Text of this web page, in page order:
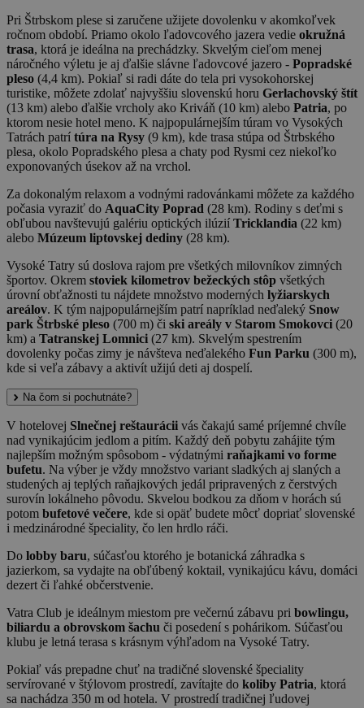
Pri Štrbskom plese si zaručene užijete dovolenku v akomkoľvek
ročnom období. Priamo okolo ľadovcového jazera vedie okružná
trasa, ktorá je ideálna na prechádzky. Skvelým cieľom menej
náročného výletu je aj ďalšie slávne ľadovcové jazero - Popradské
pleso (4,4 km). Pokiaľ si radi dáte do tela pri vysokohorskej
turistike, môžete zdolať najvyššiu slovenskú horu Gerlachovský štít
(13 km) alebo ďalšie vrcholy ako Kriváň (10 km) alebo Patria, po
ktorom nesie hotel meno. K najpopulárnejším túram vo Vysokých
Tatrách patrí túra na Rysy (9 km), kde trasa stúpa od Štrbského
plesa, okolo Popradského plesa a chaty pod Rysmi cez niekoľko
exponovaných úsekov až na vrchol.
Za dokonalým relaxom a vodnými radovánkami môžete za každého
počasia vyraziť do AquaCity Poprad (28 km). Rodiny s deťmi s
obľubou navštevujú galériu optických ilúzií Tricklandia (22 km)
alebo Múzeum liptovskej dediny (28 km).
Vysoké Tatry sú doslova rajom pre všetkých milovníkov zimných
športov. Okrem stoviek kilometrov bežeckých stôp všetkých
úrovní obťažnosti tu nájdete množstvo moderných lyžiarskych
areálov. K tým najpopulárnejším patrí napríklad neďaleký Snow
park Štrbské pleso (700 m) či ski areály v Starom Smokovci (20
km) a Tatranskej Lomnici (27 km). Skvelým spestrením
dovolenky počas zimy je návšteva neďalekého Fun Parku (300 m),
kde si veľa zábavy a aktivít užijú deti aj dospelí.
Na čom si pochutnáte?
V hotelovej Slnečnej reštaurácii vás čakajú samé príjemné chvíle
nad vynikajúcim jedlom a pitím. Každý deň pobytu zahájite tým
najlepším možným spôsobom - výdatnými raňajkami vo forme
bufetu. Na výber je vždy množstvo variant sladkých aj slaných a
studených aj teplých raňajkových jedál pripravených z čerstvých
surovín lokálneho pôvodu. Skvelou bodkou za dňom v horách sú
potom bufetové večere, kde si opäť budete môcť dopriať slovenské
i medzinárodné špeciality, čo len hrdlo ráči.
Do lobby baru, súčasťou ktorého je botanická záhradka s
jazierkom, sa vydajte na obľúbený koktail, vynikajúcu kávu, domáci
dezert či ľahké občerstvenie.
Vatra Club je ideálnym miestom pre večernú zábavu pri bowlingu,
biliardu a obrovskom šachu či posedení s pohárikom. Súčasťou
klubu je letná terasa s krásnym výhľadom na Vysoké Tatry.
Pokiaľ vás prepadne chuť na tradičné slovenské špeciality
servírované v štýlovom prostredí, zavítajte do koliby Patria, ktorá
sa nachádza 350 m od hotela. V prostredí tradičnej ľudovej